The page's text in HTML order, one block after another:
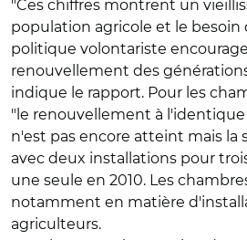
"Ces chiffres montrent un
population agricole et le besoin
politique volontariste
renouvellement des
indique le rapport. Pour les
"le renouvellement à
n'est pas encore atteint mais la
avec deux installations pour
une seule en 2010. Les
notamment en matière
agriculteurs.